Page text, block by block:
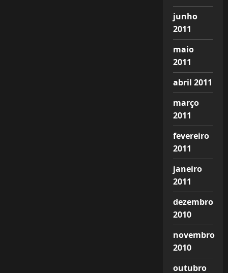
junho
2011
maio
2011
abril 2011
março
2011
fevereiro
2011
janeiro
2011
dezembro
2010
novembro
2010
outubro